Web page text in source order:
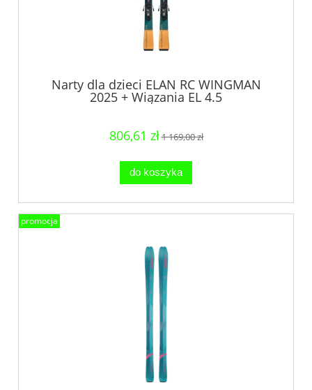
Narty dla dzieci ELAN RC WINGMAN
2025 + Wiązania EL 4.5
806,61 zł1 169,00 zł
do koszyka
promocja